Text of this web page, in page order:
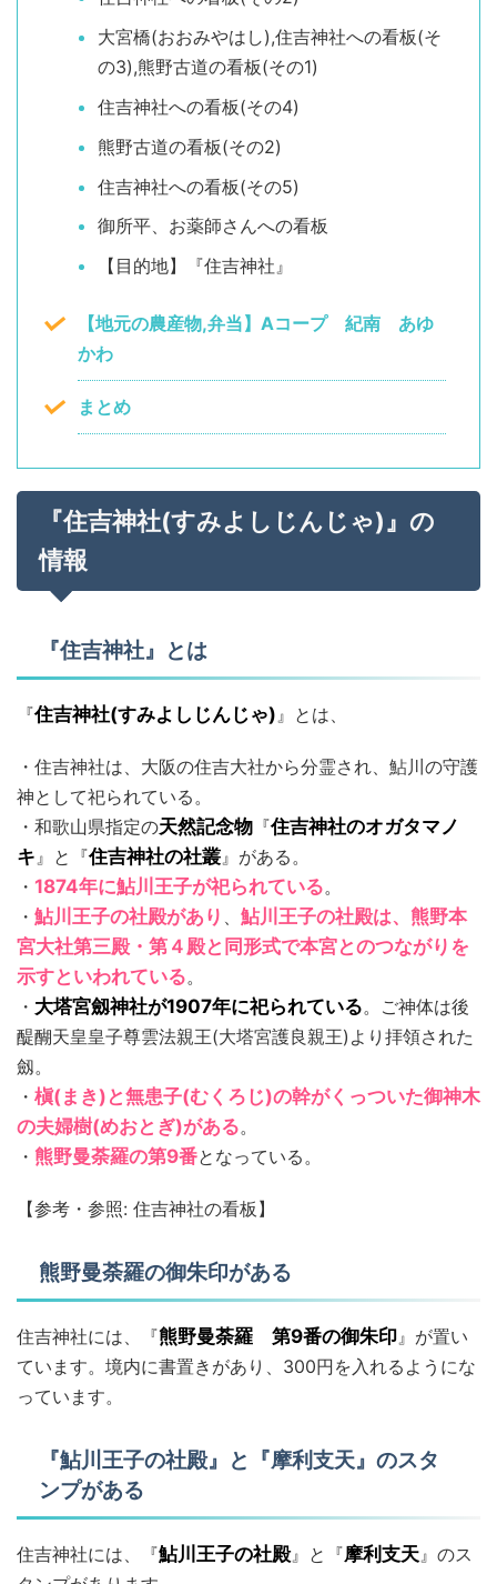
大宮橋(おおみやはし),住吉神社への看板(そ
の3),熊野古道の看板(その1)
住吉神社への看板(その4)
熊野古道の看板(その2)
住吉神社への看板(その5)
御所平、お薬師さんへの看板
【目的地】『住吉神社』
【地元の農産物,弁当】Aコープ 紀南 あゆ
かわ
まとめ
『住吉神社(すみよしじんじゃ)』の
情報
『住吉神社』とは
『住吉神社(すみよしじんじゃ) 』とは、
・住吉神社は、大阪の住吉大社から分霊され、鮎川の守護
神として祀られている。
・和歌山県指定の天然記念物 『住吉神社のオガタマノ
キ 』と『住吉神社の社叢 』がある。
・ 1874年に鮎川王子が祀られている。
・ 鮎川王子の社殿があり
鮎川王子の社殿は、熊野本
宮大社第三殿・第４殿と同形式で本宮とのつながりを
示すといわれている。
・ ⼤塔宮劔神社が1907年に祀られている。ご神体は後
醍醐天皇皇子尊雲法親王(⼤塔宮護良親王)より拝領された
劔。
・ 槇(まき)と無患子(むくろじ)の幹がくっついた御神木
の夫婦樹(めおとぎ)がある。
・ 熊野曼荼羅の第9番となっている。
【参考・参照: 住吉神社の看板】
熊野曼荼羅の御朱印がある
住吉神社には、『熊野曼荼羅 第9番の御朱印 』が置い
ています。境内に書置きがあり、300円を入れるようにな
っています。
『鮎川王子の社殿』と『摩利支天』のスタ
ンプがある
住吉神社には、『鮎川王子の社殿』と『摩利支天 』のス